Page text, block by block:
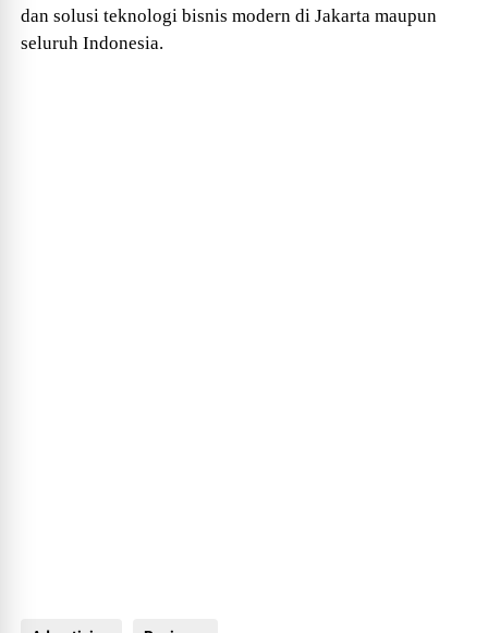
dan solusi teknologi bisnis modern di Jakarta maupun
seluruh Indonesia.